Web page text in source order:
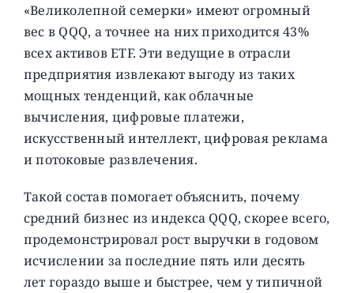
«Великолепной семерки» имеют огромный
вес в QQQ, а точнее на них приходится 43%
всех активов ETF. Эти ведущие в отрасли
предприятия извлекают выгоду из таких
мощных тенденций, как облачные
вычисления, цифровые платежи,
искусственный интеллект, цифровая реклама
и потоковые развлечения.
Такой состав помогает объяснить, почему
средний бизнес из индекса QQQ, скорее всего,
продемонстрировал рост выручки в годовом
исчислении за последние пять или десять
лет гораздо выше и быстрее, чем у типичной